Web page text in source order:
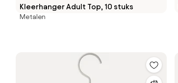
Kleerhanger Adult Top, 10 stuks
Metalen